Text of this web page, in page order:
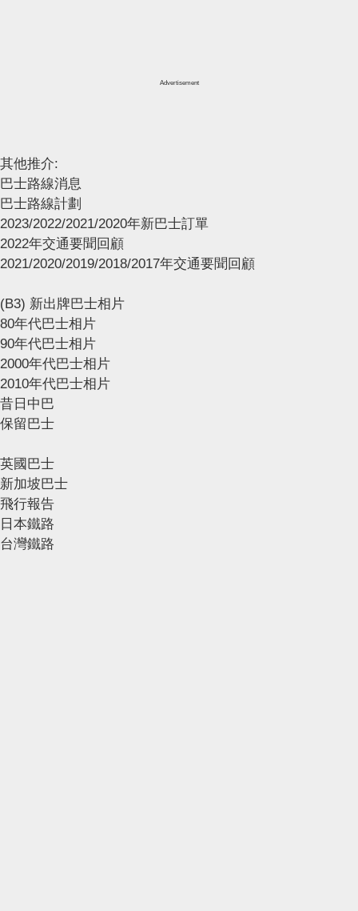
Advertisement
其他推介:
巴士路線消息
巴士路線計劃
2023/2022/2021/2020年新巴士訂單
2022年交通要聞回顧
2021/2020/2019/2018/2017年交通要聞回顧
(B3) 新出牌巴士相片
80年代巴士相片
90年代巴士相片
2000年代巴士相片
2010年代巴士相片
昔日中巴
保留巴士
英國巴士
新加坡巴士
飛行報告
日本鐵路
台灣鐵路